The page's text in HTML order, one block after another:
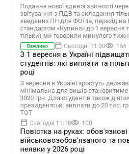
Подання нової єдиної звітності
звітування з ПДВ та складання
зведених ПН для ФОПів, перехід
стандартом «Купина» до 1 вересня
тільки) ми говорили минулого
Важливо Сьогодні 11:30 156
З 1 вересня в Україні
студентів: які виплати та
році
З вересня в Україні зростуть
мінімальна для вишів
3020 грн. Для студентів також
президентські виплати до 20 тис.
ТОТ
Сьогодні 11:18 100
Повістка на руках: обов'язкові
військовозобов'язаного та
неявки у 2026 році